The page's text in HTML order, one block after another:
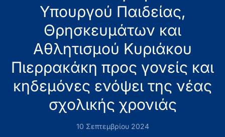
Υπουργού Παιδείας,
Θρησκευμάτων και
Αθλητισμού Κυριάκου
Πιερρακάκη προς γονείς και
κηδεμόνες ενόψει της νέας
σχολικής χρονιάς
10 Σεπτεμβρίου 2024